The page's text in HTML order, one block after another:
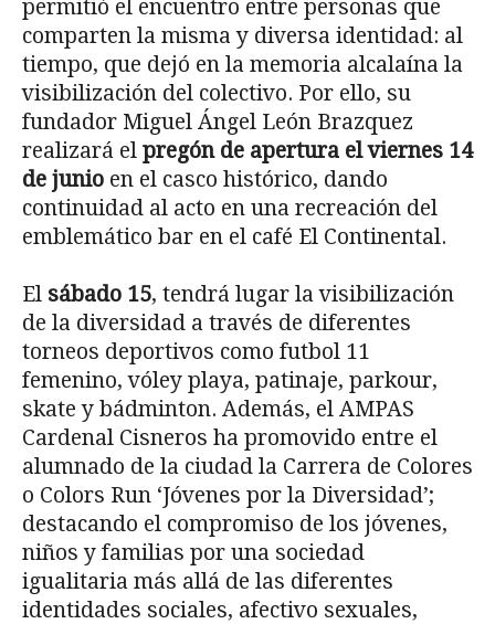
permitió el encuentro entre personas que
comparten la misma y diversa identidad: al
tiempo, que dejó en la memoria alcalaína la
visibilización del colectivo. Por ello, su
fundador Miguel Ángel León Brazquez
realizará el pregón de apertura el viernes 14
de junio en el casco histórico, dando
continuidad al acto en una recreación del
emblemático bar en el café El Continental.
El sábado 15, tendrá lugar la visibilización
de la diversidad a través de diferentes
torneos deportivos como futbol 11
femenino, vóley playa, patinaje, parkour,
skate y bádminton. Además, el AMPAS
Cardenal Cisneros ha promovido entre el
alumnado de la ciudad la Carrera de Colores
o Colors Run ‘Jóvenes por la Diversidad’;
destacando el compromiso de los jóvenes,
niños y familias por una sociedad
igualitaria más allá de las diferentes
identidades sociales, afectivo sexuales,